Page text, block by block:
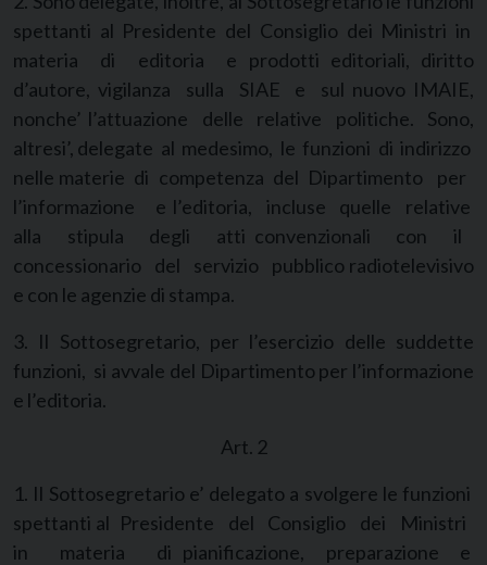
spettanti al Presidente del Consiglio dei Ministri in
materia di editoria e prodotti editoriali, diritto
d’autore, vigilanza sulla SIAE e sul nuovo IMAIE,
nonche’ l’attuazione delle relative politiche. Sono,
altresi’, delegate al medesimo, le funzioni di indirizzo
nelle materie di competenza del Dipartimento per
l’informazione e l’editoria, incluse quelle relative
alla stipula degli atti convenzionali con il
concessionario del servizio pubblico radiotelevisivo
e con le agenzie di stampa.
3. Il Sottosegretario, per l’esercizio delle suddette
funzioni, si avvale del Dipartimento per l’informazione
e l’editoria.
Art. 2
1. Il Sottosegretario e’ delegato a svolgere le funzioni
spettanti al Presidente del Consiglio dei Ministri
in materia di pianificazione, preparazione e